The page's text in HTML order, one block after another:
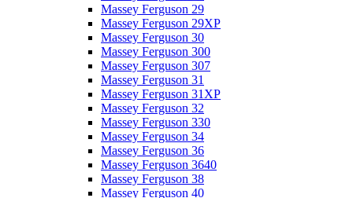
Massey Ferguson 29
Massey Ferguson 29XP
Massey Ferguson 30
Massey Ferguson 300
Massey Ferguson 307
Massey Ferguson 31
Massey Ferguson 31XP
Massey Ferguson 32
Massey Ferguson 330
Massey Ferguson 34
Massey Ferguson 36
Massey Ferguson 3640
Massey Ferguson 38
Massey Ferguson 40